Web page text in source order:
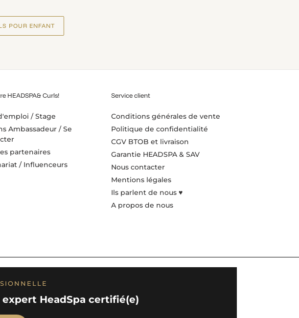
POUR ENFANT
HEADSPA& Curls!
/ Stage
Ambassadeur / Se
partenaires
/ Influenceurs
Service client
Conditions générales de vente
Politique de confidentialité
CGV BTOB et livraison
Garantie HEADSPA & SAV
Nous contacter
Mentions légales
Ils parlent de nous ♥️
A propos de nous
HeadSpa certifié(e)